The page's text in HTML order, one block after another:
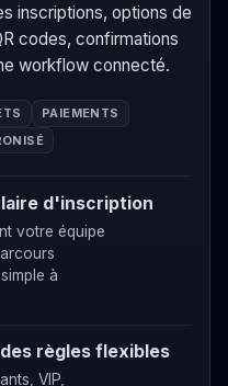
inscriptions, options de
codes, confirmations
workflow connecté.
PAIEMENTS
d'inscription
votre équipe
à
règles flexibles
VIP,